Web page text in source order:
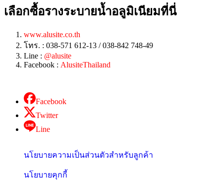
เลือกซื้อรางระบายน้ำอลูมิเนียมที่นี่
www.alusite.co.th
โทร. : 038-571 612-13 / 038-842 748-49
Line : @alusite
Facebook : AlusiteThailand
Facebook
Twitter
Line
นโยบายความเป็นส่วนตัวสำหรับลูกค้า
นโยบายคุกกี้